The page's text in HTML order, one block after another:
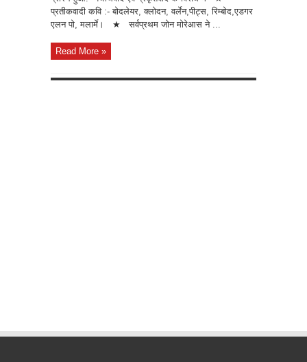
प्रतीकवादी कवि :- बोदलेयर, क्लोदन, वर्लेन,पीट्स, रिम्बोद,एडगर
एलन पो, मलार्मे। ★ सर्वप्रथम जोन मोरेआस ने ...
Read More »